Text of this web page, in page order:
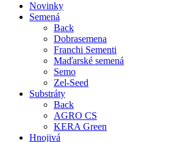
Novinky
Semená
Back
Dobrasemena
Franchi Sementi
Maďarské semená
Semo
Zel-Seed
Substráty
Back
AGRO CS
KERA Green
Hnojivá